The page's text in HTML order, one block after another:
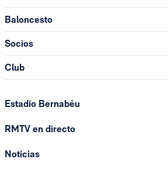
Baloncesto
Socios
Club
Estadio Bernabéu
RMTV en directo
Noticias